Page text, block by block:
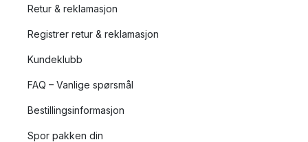
Retur & reklamasjon
Registrer retur & reklamasjon
Kundeklubb
FAQ – Vanlige spørsmål
Bestillingsinformasjon
Spor pakken din